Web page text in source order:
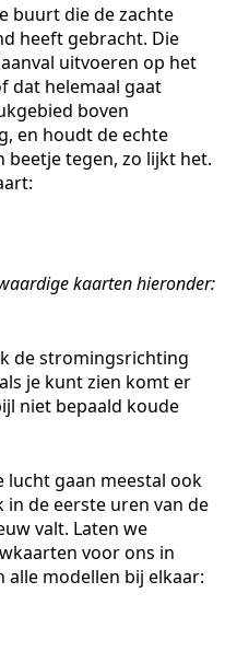
buurt die de zachte
heeft gebracht. Die
uitvoeren op het
dat helemaal gaat
boven
en houdt de echte
tegen, zo lijkt het.
kaarten hieronder:
de stromingsrichting
je kunt zien komt er
niet bepaald koude
lucht gaan meestal ook
in de eerste uren van de
valt. Laten we
voor ons in
alle modellen bij elkaar: